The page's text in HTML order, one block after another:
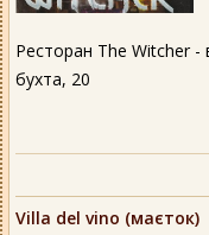
Ресторан The Witcher -
бухта, 20
Villa del vino (маєток)